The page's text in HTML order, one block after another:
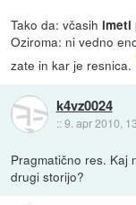
Tako da: včasih imeti
Oziroma: ni vedno
zate in kar je resnica.
k4vz0024
::9. apr 2010,
Pragmatično res. Kaj
drugi storijo?